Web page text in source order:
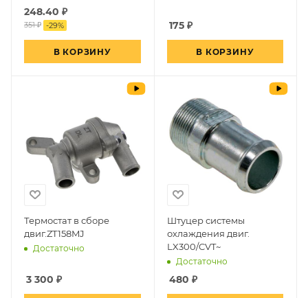
248.40 ₽
351 ₽ -29%
В КОРЗИНУ
175₽
В КОРЗИНУ
Термостат в сборе
двиг.ZT158MJ
Достаточно
3 300 ₽
Штуцер системы
охлаждения двиг.
LX300/CVT~
Достаточно
480 ₽